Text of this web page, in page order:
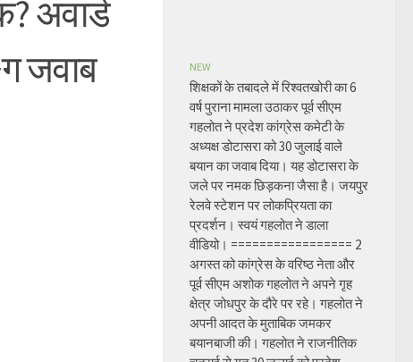
अवार्ड
जवाब
NEW
शिक्षकों के तबादले में रिश्वतखोरी का 6
वर्ष पुराना मामला उठाकर पूर्व सीएम
गहलोत ने प्रदेश कांग्रेस कमेटी के
अध्यक्ष डोटासरा को 30 जुलाई वाले
बयान का जवाब दिया। यह डोटासरा के
जले पर नमक छिड़कना जैसा है। जयपुर
रेलवे स्टेशन पर लोकप्रियता का
प्रदर्शन। स्वयं गहलोत ने डाला
वीडियो। ================= 2
अगस्त को कांग्रेस के वरिष्ठ नेता और
पूर्व सीएम अशोक गहलोत ने अपने गृह
क्षेत्र जोधपुर के दौरे पर रहे। गहलोत ने
अपनी आदत के मुताबिक जमकर
बयानबाजी की। गहलोत ने राजनीतिक